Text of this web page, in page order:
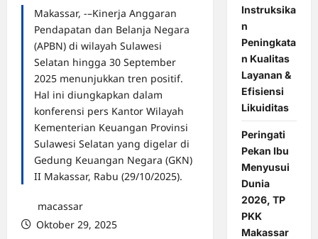
Makassar, -–Kinerja Anggaran
Pendapatan dan Belanja Negara
(APBN) di wilayah Sulawesi
Selatan hingga 30 September
2025 menunjukkan tren positif.
Hal ini diungkapkan dalam
konferensi pers Kantor Wilayah
Kementerian Keuangan Provinsi
Sulawesi Selatan yang digelar di
Gedung Keuangan Negara (GKN)
II Makassar, Rabu (29/10/2025).
macassar
Oktober 29, 2025
Instruksika
n
Peningkata
n Kualitas
Layanan &
Efisiensi
Likuiditas
Peringati
Pekan Ibu
Menyusui
Dunia
2026, TP
PKK
Makassar